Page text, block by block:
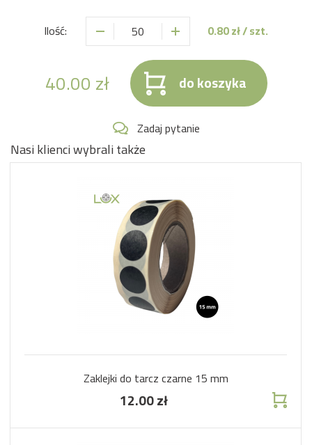
Ilość: 0.80zł / szt.
40.00zł do koszyka
Zadaj pytanie
Nasi klienci wybrali także
Zaklejki do tarcz czarne 15 mm
12.00 zł